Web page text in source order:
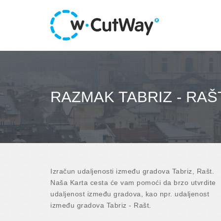
RAZMAK TABRIZ -
Izračun udaljenosti između gradova Tabriz, Rašt.
Naša Karta cesta će vam pomoći da brzo utvrdite
udaljenost između gradova, kao npr. udaljenost
između gradova Tabriz - Rašt.